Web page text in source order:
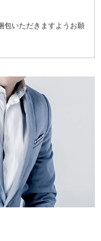
包いただきますようお願